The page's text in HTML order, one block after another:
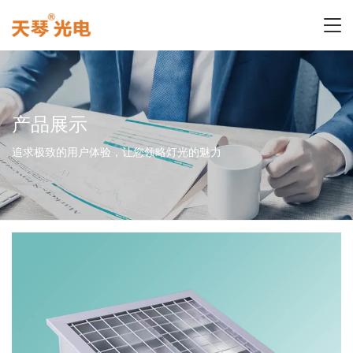
产品展示
追求极致的用户体验，让您领略灯光的魅力